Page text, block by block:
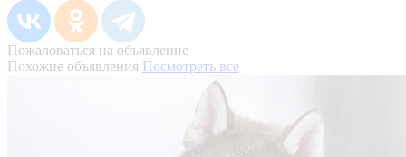
Пожаловаться на объявление
Похожие объявления Посмотреть все